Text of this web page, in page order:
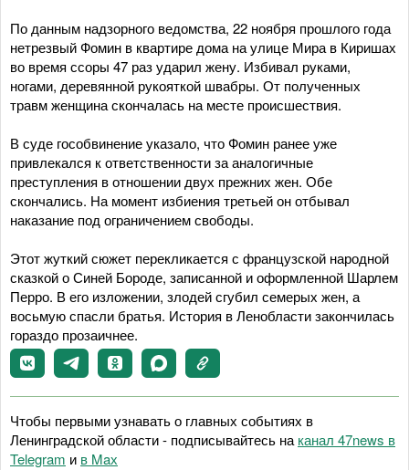
По данным надзорного ведомства, 22 ноября прошлого года
нетрезвый Фомин в квартире дома на улице Мира в Киришах
во время ссоры 47 раз ударил жену. Избивал руками,
ногами, деревянной рукояткой швабры. От полученных
травм женщина скончалась на месте происшествия.
В суде гособвинение указало, что Фомин ранее уже
привлекался к ответственности за аналогичные
преступления в отношении двух прежних жен. Обе
скончались. На момент избиения третьей он отбывал
наказание под ограничением свободы.
Этот жуткий сюжет перекликается с французской народной
сказкой о Синей Бороде, записанной и оформленной Шарлем
Перро. В его изложении, злодей сгубил семерых жен, а
восьмую спасли братья. История в Ленобласти закончилась
гораздо прозаичнее.
Чтобы первыми узнавать о главных событиях в
Ленинградской области - подписывайтесь на канал 47news в
Telegram и в Maх